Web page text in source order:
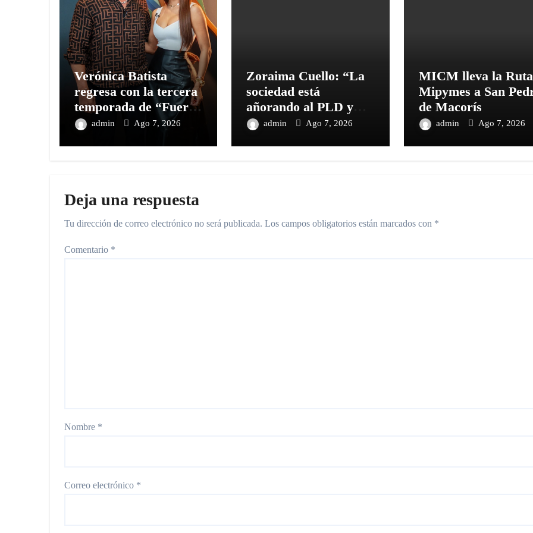
Verónica Batista
regresa con la tercera
temporada de “Fuera
de Liga
admin Ago 7, 2026
Zoraima Cuello: “La
sociedad está
añorando al PLD y
nuestro deber es
admin Ago 7, 2026
MICM lleva la Ruta
Mipymes a San
de Macorís
admin Ago 7, 2026
Deja una respuesta
Tu dirección de correo electrónico no será publicada. Los campos obligatorios están marcados con *
Comentario *
Nombre *
Correo electrónico *